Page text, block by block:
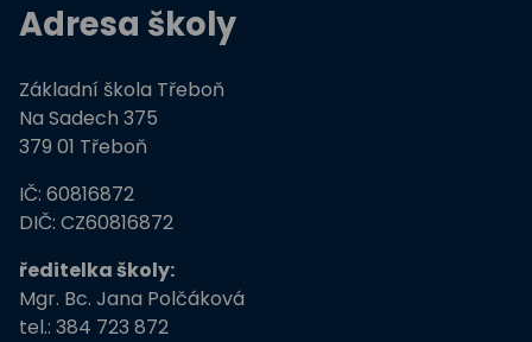
Adresa školy
Základní škola Třeboň
Na Sadech 375
379 01 Třeboň
IČ: 60816872
DIČ: CZ60816872
ředitelka školy:
Mgr. Bc. Jana Polčáková
tel.: 384 723 872